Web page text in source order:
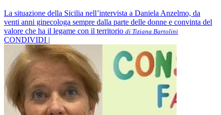
La situazione della Sicilia nell’intervista a Daniela Anzelmo, da
venti anni ginecologa sempre dalla parte delle donne e convinta del
valore che ha il legame con il territorio di Tiziana Bartolini
CONDIVIDI |